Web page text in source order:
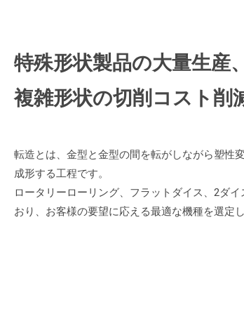
特殊形状製品の大量生産、
複雑形状の切削コスト削
転造とは、金型と金型の間を転がしながら塑性
成形する工程です。
ロータリーローリング、フラットダイス、2ダ
おり、お客様の要望に応える最適な機種を選定し